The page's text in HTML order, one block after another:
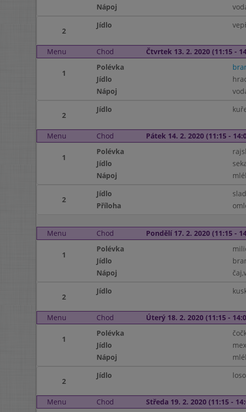
Nápoj
2
Jídlo
Menu Chod Čtvrtek 13. 2. 2020 (11:15 -
1
Polévka
Jídlo
Nápoj
2
Jídlo
Menu Chod Pátek 14. 2. 2020 (11:15 -
1
Polévka
Jídlo
Nápoj
2
Jídlo
Příloha
Menu
Chod Pondělí 17. 2. 2020 (11:15 -
1
Polévka
Jídlo
Nápoj
2
Jídlo
Menu Chod Úterý 18. 2. 2020 (11:15 -
1
Polévka
Jídlo
Nápoj
2
Jídlo
Menu Chod Středa 19. 2. 2020 (11:15 -